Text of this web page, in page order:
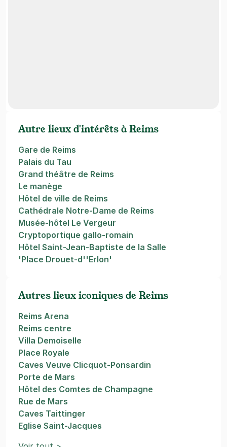
Autre lieux d'intérêts à Reims
Gare de Reims
Palais du Tau
Grand théâtre de Reims
Le manège
Hôtel de ville de Reims
Cathédrale Notre-Dame de Reims
Musée-hôtel Le Vergeur
Cryptoportique gallo-romain
Hôtel Saint-Jean-Baptiste de la Salle
'Place Drouet-d''Erlon'
Autres lieux iconiques de Reims
Reims Arena
Reims centre
Villa Demoiselle
Place Royale
Caves Veuve Clicquot-Ponsardin
Porte de Mars
Hôtel des Comtes de Champagne
Rue de Mars
Caves Taittinger
Eglise Saint-Jacques